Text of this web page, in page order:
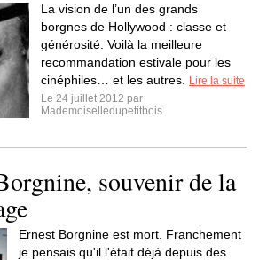
La vision de l’un des grands
borgnes de Hollywood : classe et
générosité. Voilà la meilleure
recommandation estivale pour les
cinéphiles… et les autres.
Lire la suite
Le 24 juillet 2012 par
Mademoiselledupetitbois
souvenir de la
Ernest Borgnine est mort. Franchement
je pensais qu'il l'était déjà depuis des